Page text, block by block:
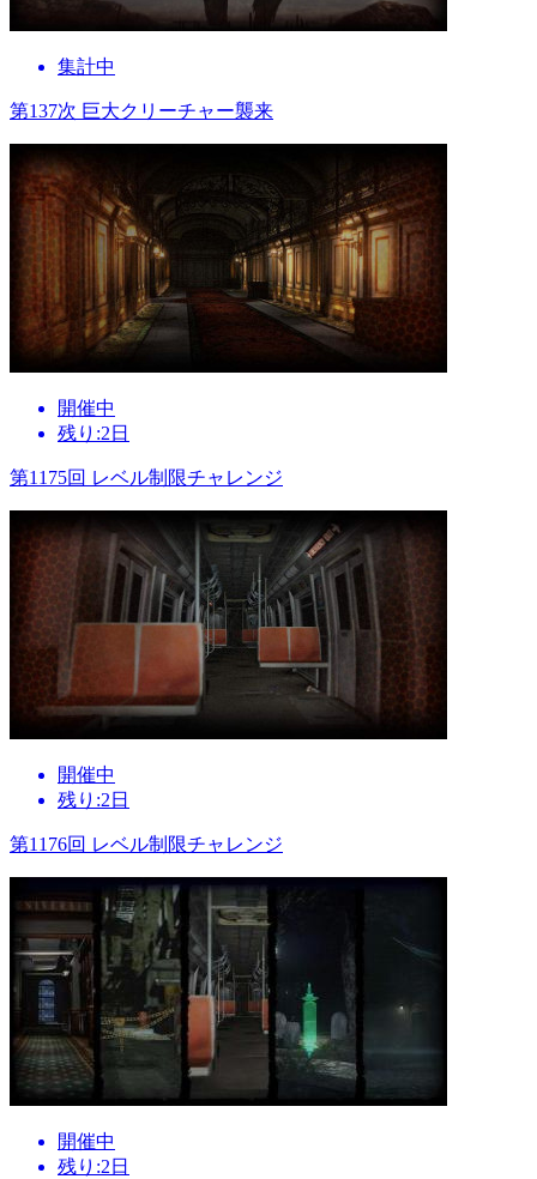
集計中
第137次 巨大クリーチャー襲来
開催中
残り:2日
第1175回 レベル制限チャレンジ
開催中
残り:2日
第1176回 レベル制限チャレンジ
開催中
残り:2日